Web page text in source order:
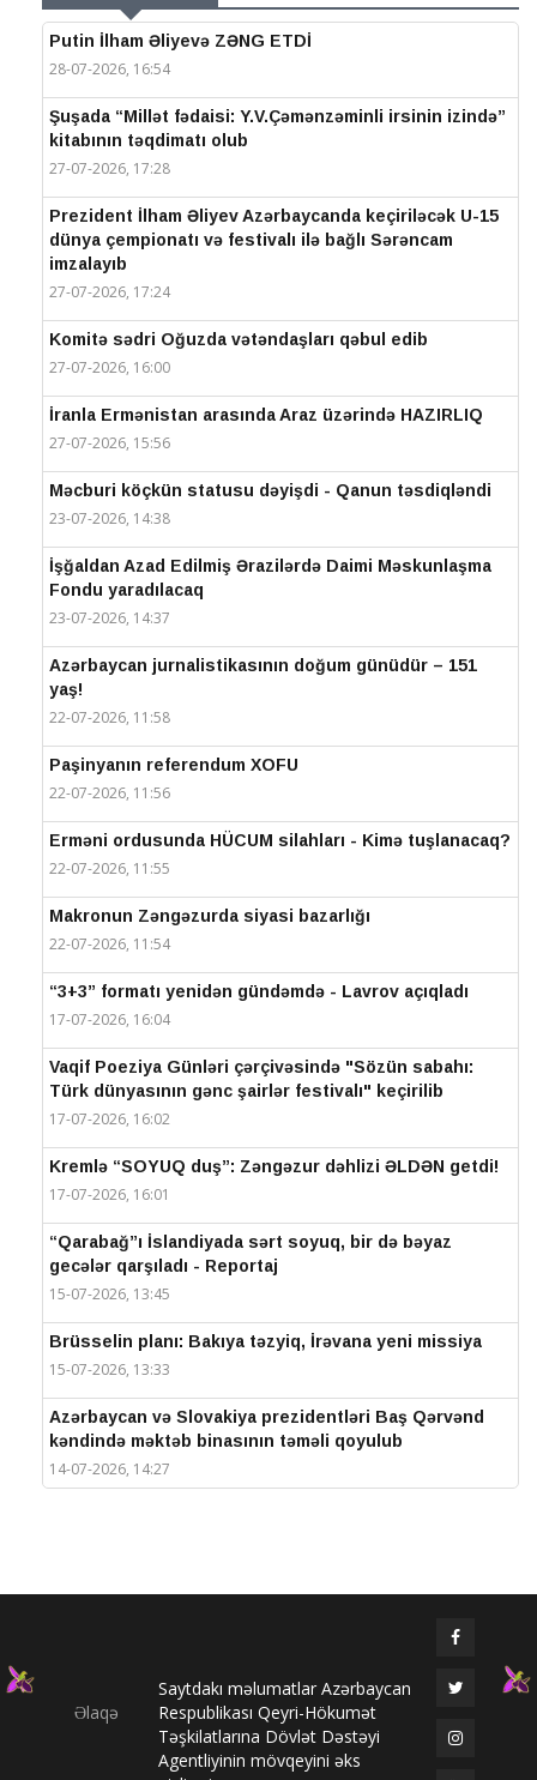
Putin İlham Əliyevə ZƏNG ETDİ
28-07-2026, 16:54
Şuşada “Millət fədaisi: Y.V.Çəmənzəminli irsinin izində”
kitabının təqdimatı olub
27-07-2026, 17:28
Prezident İlham Əliyev Azərbaycanda keçiriləcək U-15
dünya çempionatı və festivalı ilə bağlı Sərəncam
imzalayıb
27-07-2026, 17:24
Komitə sədri Oğuzda vətəndaşları qəbul edib
27-07-2026, 16:00
İranla Ermənistan arasında Araz üzərində HAZIRLIQ
27-07-2026, 15:56
Məcburi köçkün statusu dəyişdi - Qanun təsdiqləndi
23-07-2026, 14:38
İşğaldan Azad Edilmiş Ərazilərdə Daimi Məskunlaşma
Fondu yaradılacaq
23-07-2026, 14:37
Azərbaycan jurnalistikasının doğum günüdür – 151
yaş!
22-07-2026, 11:58
Paşinyanın referendum XOFU
22-07-2026, 11:56
Erməni ordusunda HÜCUM silahları - Kimə tuşlanacaq?
22-07-2026, 11:55
Makronun Zəngəzurda siyasi bazarlığı
22-07-2026, 11:54
“3+3” formatı yenidən gündəmdə - Lavrov açıqladı
17-07-2026, 16:04
Vaqif Poeziya Günləri çərçivəsində "Sözün sabahı:
Türk dünyasının gənc şairlər festivalı" keçirilib
17-07-2026, 16:02
Kremlə “SOYUQ duş”: Zəngəzur dəhlizi ƏLDƏN getdi!
17-07-2026, 16:01
“Qarabağ”ı İslandiyada sərt soyuq, bir də bəyaz
gecələr qarşıladı - Reportaj
15-07-2026, 13:45
Brüsselin planı: Bakıya təzyiq, İrəvana yeni missiya
15-07-2026, 13:33
Azərbaycan və Slovakiya prezidentləri Baş Qərvənd
kəndində məktəb binasının təməli qoyulub
14-07-2026, 14:27
Prezidentlər Şuşada mətbuata bəyanatlarla çıxış
Elməddin Behbud: “IV Şuşa Qlobal Media Forumu
beynəlxalq media əməkdaşlığının nüfuzlu
platformasına çevrilib”
14-07-2026, 14:24
Əlaqə
Saytdakı məlumatlar Azərbaycan
Respublikası Qeyri-Hökumət
Təşkilatlarına Dövlət Dəstəyi
Agentliyinin mövqeyini əks